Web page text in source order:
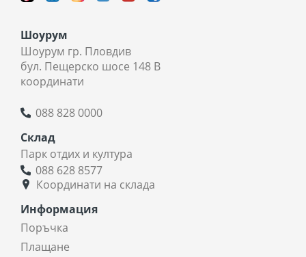
Шоурум
Шоурум гр. Пловдив
бул. Пещерско шосе 148 В
координати
088 828 0000
Склад
Парк отдих и култура
088 628 8577
Координати на склада
Информация
Поръчка
Плащане